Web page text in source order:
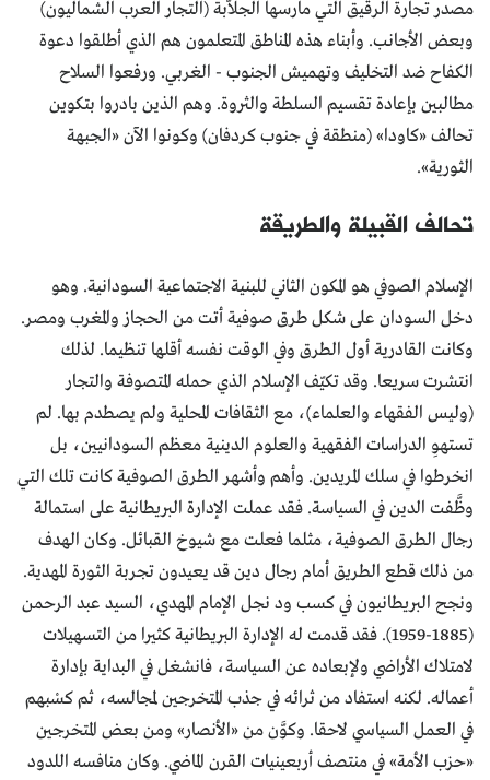
مصدر تجارة الرقيق التي مارسها الجلاّبة (التجار العرب الشماليون)
وبعض الأجانب. وأبناء هذه المناطق المتعلمون هم الذي أطلقوا دعوة
الكفاح ضد التخليف وتهميش الجنوب - الغربي. ورفعوا السلاح
مطالبين بإعادة تقسيم السلطة والثروة. وهم الذين بادروا بتكوين
تحالف «كاودا» (منطقة في جنوب كردفان) وكونوا الآن «الجبهة
الثورية».
تحالف القبيلة والطريقة
الإسلام الصوفي هو المكون الثاني للبنية الاجتماعية السودانية. وهو
دخل السودان على شكل طرق صوفية أتت من الحجاز والمغرب ومصر.
وكانت القادرية أول الطرق وفي الوقت نفسه أقلها تنظيما. لذلك
انتشرت سريعا. وقد تكيّف الإسلام الذي حمله المتصوفة والتجار
(وليس الفقهاء والعلماء)، مع الثقافات المحلية ولم يصطدم بها. لم
تستهوِ الدراسات الفقهية والعلوم الدينية معظم السودانيين، بل
انخرطوا في سلك المريدين. وأهم وأشهر الطرق الصوفية كانت تلك التي
وظَّفت الدين في السياسة. فقد عملت الإدارة البريطانية على استمالة
رجال الطرق الصوفية، مثلما فعلت مع شيوخ القبائل. وكان الهدف
من ذلك قطع الطريق أمام رجال دين قد يعيدون تجربة الثورة المهدية.
ونجح البريطانيون في كسب ود نجل الإمام المهدي، السيد عبد الرحمن
(1885-1959). فقد قدمت له الإدارة البريطانية كثيرا من التسهيلات
لامتلاك الأراضي ولإبعاده عن السياسة، فانشغل في البداية بإدارة
أعماله. لكنه استفاد من ثرائه في جذب المتخرجين لمجالسه، ثم كسْبهم
في العمل السياسي لاحقا. وكوَّن من «الأنصار» ومن بعض المتخرجين
«حزب الأمة» في منتصف أربعينيات القرن الماضي. وكان منافسه اللدود